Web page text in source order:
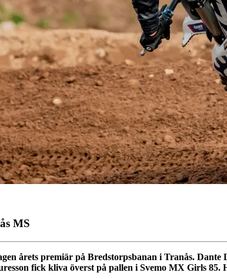
MS
årets premiär på Bredstorpsbanan i Tranås.
fick kliva överst på pallen i Svemo MX Girls